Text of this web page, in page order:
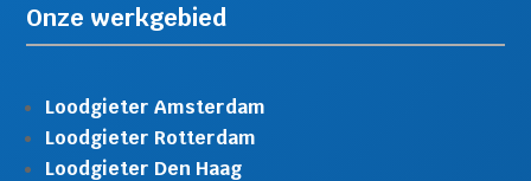
Onze werkgebied
Loodgieter Amsterdam
Loodgieter Rotterdam
Loodgieter Den Haag